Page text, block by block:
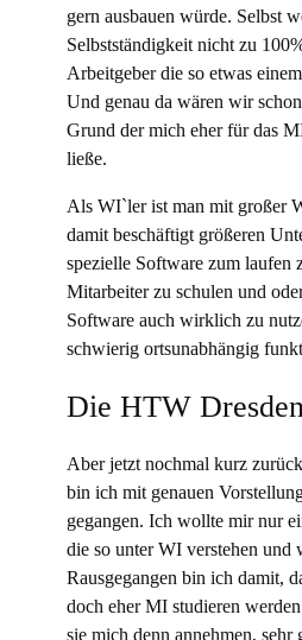
gern ausbauen würde. Selbst
Selbstständigkeit nicht zu
Arbeitgeber die so etwas
Und genau da wären wir
Grund der mich eher für das
ließe.
Als WI`ler ist man mit großer
damit beschäftigt größeren
spezielle Software zum laufen
Mitarbeiter zu schulen und
Software auch wirklich zu
schwierig ortsunabhängig
Die HTW Dresden
Aber jetzt nochmal kurz
bin ich mit genauen
gegangen. Ich wollte mir nur
die so unter WI verstehen und
Rausgegangen bin ich damit,
doch eher MI studieren
sie mich denn annehmen, sehr